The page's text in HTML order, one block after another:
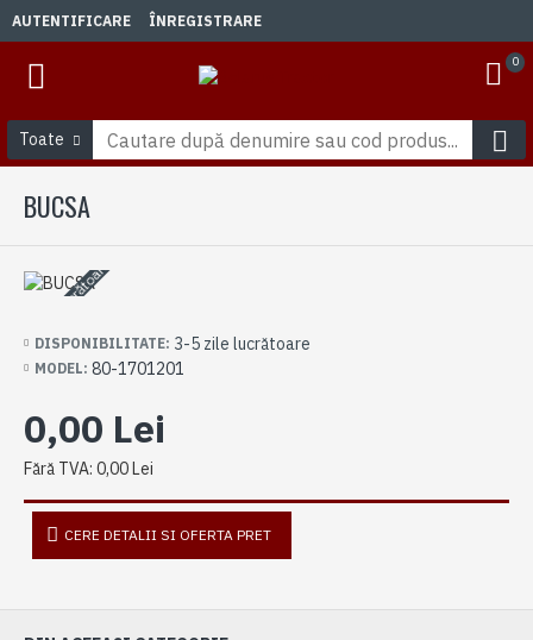
AUTENTIFICARE ÎNREGISTRARE
0
Toate
BUCSA
3-5 zile lucrătoare
DISPONIBILITATE: 3-5 zile lucrătoare
MODEL: 80-1701201
0,00 Lei
Fără TVA: 0,00 Lei
CERE DETALII SI OFERTA PRET